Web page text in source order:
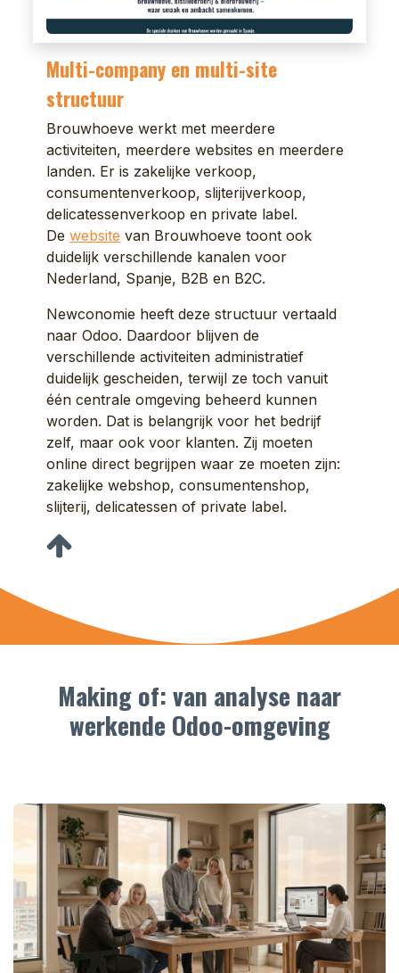
Multi-company en multi-site
structuur
Brouwhoeve werkt met meerdere
activiteiten, meerdere websites en meerdere
landen. Er is zakelijke verkoop,
consumentenverkoop, slijterijverkoop,
delicatessenverkoop en private label.
Dewebsite van Brouwhoeve toont ook
duidelijk verschillende kanalen voor
Nederland, Spanje, B2B en B2C.
Newconomie heeft deze structuur vertaald
naar Odoo. Daardoor blijven de
verschillende activiteiten administratief
duidelijk gescheiden, terwijl ze toch vanuit
één centrale omgeving beheerd kunnen
worden. Dat is belangrijk voor het bedrijf
zelf, maar ook voor klanten. Zij moeten
online direct begrijpen waar ze moeten zijn:
zakelijke webshop, consumentenshop,
slijterij, delicatessen of private label.
Making of: van analyse naar
werkende Odoo-omgeving